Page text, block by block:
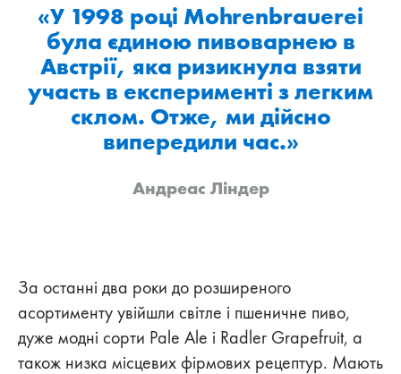
«У 1998 році Mohrenbrauerei
була єдиною пивоварнею в
Австрії, яка ризикнула взяти
участь в експерименті з легким
склом. Отже, ми дійсно
випередили час.»
Андреас Ліндер
За останні два роки до розширеного
асортименту увійшли світле і пшеничне пиво,
дуже модні сорти Pale Ale і Radler Grapefruit, а
також низка місцевих фірмових рецептур. Мають